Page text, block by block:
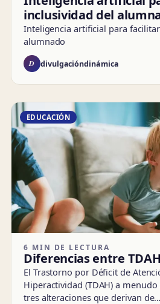
inclusividad del
Inteligencia artificial para
alumnado
D divulgacióndinámica
EDUCACIÓN
6 MIN DE LECTURA
Diferencias entre
El Trastorno por Déficit de
Hiperactividad (TDAH) a
tres alteraciones que derivan de…